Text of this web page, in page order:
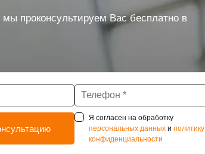
мы проконсультируем Вас бесплатно в
Я согласен на обработку
персональных данныхи политику
конфиденциальности